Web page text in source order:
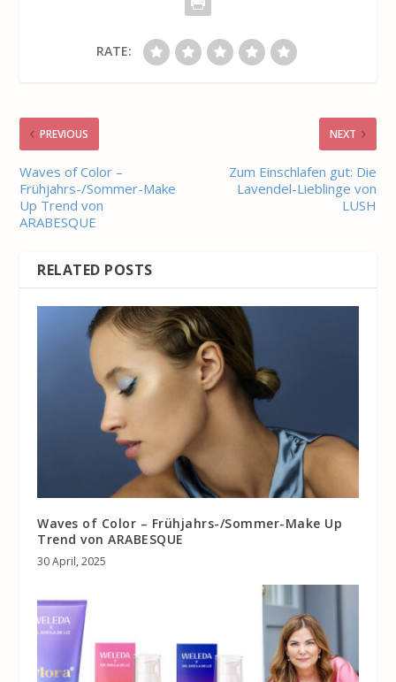
RATE:
PREVIOUS
Waves of Color –
Frühjahrs-/Sommer-Make
Up Trend von
ARABESQUE
NEXT
Zum Einschlafen gut: Die
Lavendel-Lieblinge von
LUSH
RELATED POSTS
Waves of Color – Frühjahrs-/Sommer-Make Up
Trend von ARABESQUE
30 April, 2025